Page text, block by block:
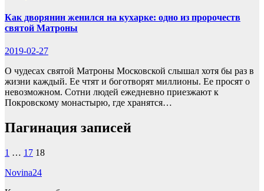
Как дворянин женился на кухарке: одно из пророчеств
святой Матроны
2019-02-27
О чудесах святой Матроны Московской слышал хотя бы раз в
жизни каждый. Ее чтят и боготворят миллионы. Ее просят о
невозможном. Сотни людей ежедневно приезжают к
Покровскому монастырю, где хранятся…
Пагинация записей
1 … 17 18
Novina24